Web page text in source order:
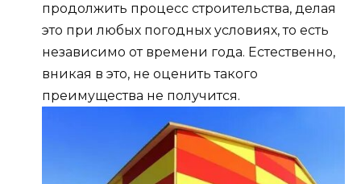
продолжить процесс строительства, делая
это при любых погодных условиях, то есть
независимо от времени года. Естественно,
вникая в это, не оценить такого
преимущества не получится.